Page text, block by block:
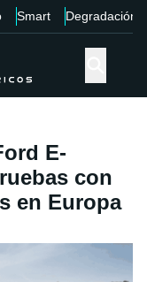
Smart Degradación
E-
con
en Europa